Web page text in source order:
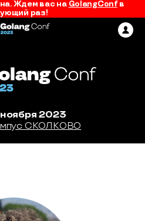
Ждем вас на GolangConfв
раз!
2023
СКОЛКОВО